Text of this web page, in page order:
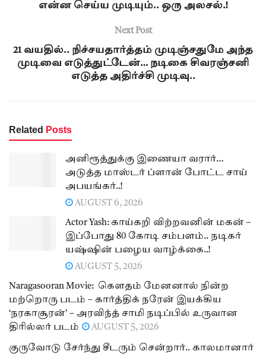
என்ன செய்ய முடியும்.. ஒரு அலசல்.!
Next Post
21 வயதில்.. நிச்சயதார்த்தம் முடிஞ்சதுமே அந்த
முடிவை எடுத்துட்டேன்… நடிகை சிவரஞ்சனி
எடுத்த அதிர்ச்சி முடிவு..
Related Posts
அனிரூத்துக்கு இணையா வரார்…
அடுத்த மாஸ்டர் ப்ளான் போட்ட சாய்
அபயங்கர்..!
AUGUST 6, 2026
Actor Yash: காய்கறி விற்றவனின் மகன் –
இப்போது 80 கோடி சம்பளம்.. நடிகர்
யஷ்ஷின் பழைய வாழ்க்கை..!
AUGUST 5, 2026
Naragasooran Movie: கௌதம் மேனனால் நின்ற
மற்றொரு படம் – கார்த்திக் நரேன் இயக்கிய
‘நரகாசூரன்’ – அரவிந்த் சாமி நடிப்பில் உருவான
திரில்லர் படம்
AUGUST 5, 2026
குருவோடு சேர்ந்து சீடரும் சென்றார்.. காலமானார்